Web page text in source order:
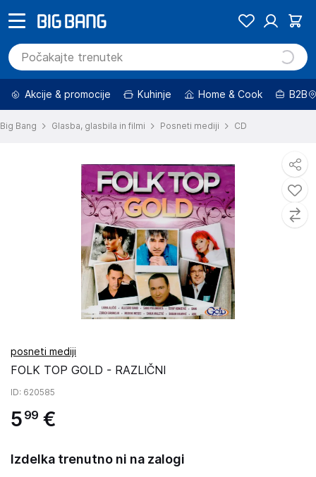
Akcije & promocije Kuhinje Home & Cook B2B
Big Bang Glasba, glasbila in filmi Posneti mediji CD
posneti mediji
FOLK TOP GOLD - RAZLIČNI
ID: 620585
5 99 €
Izdelka trenutno ni na zalogi